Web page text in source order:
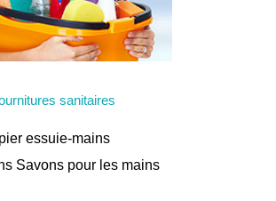
sanitaires
essuie-mains
Savons pour les mains